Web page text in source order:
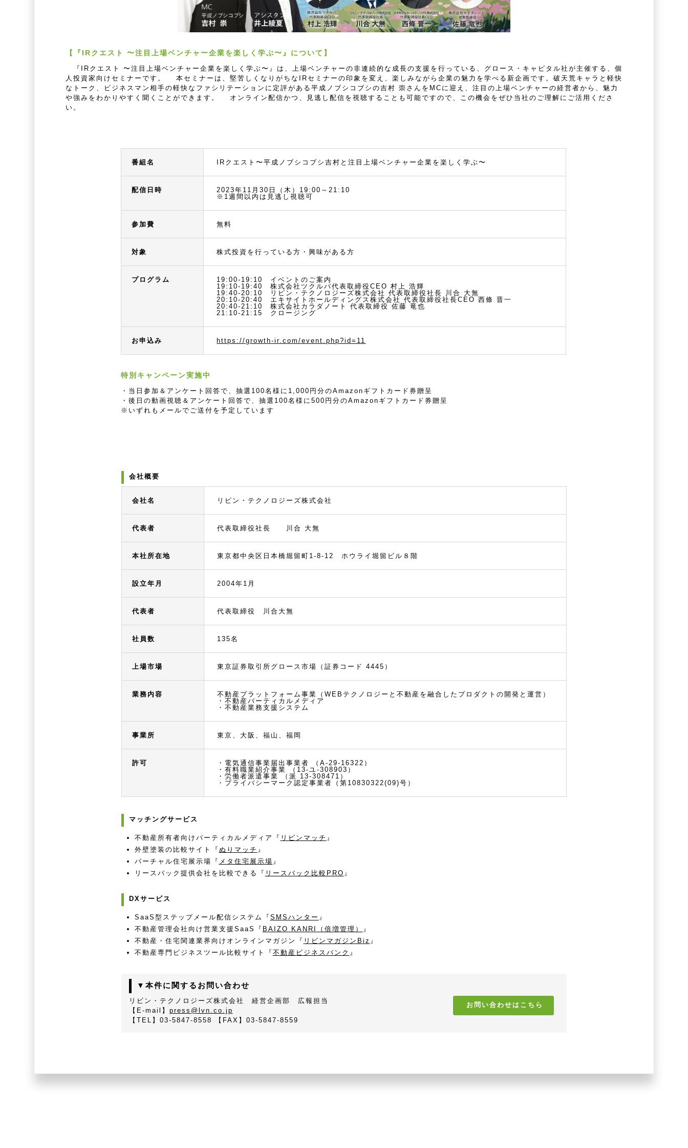
【『IRクエスト 〜注目上場ベンチャー企業を楽しく学ぶ〜』について】
『IRクエスト 〜注目上場ベンチャー企業を楽しく学ぶ〜』は、上場ベンチャーの非連続的な成長の支援を行っている、グロース・キャピタル社が主催する、個
人投資家向けセミナーです。 本セミナーは、堅苦しくなりがちなIRセミナーの印象を変え、楽しみながら企業の魅力を学べる新企画です。破天荒キャラと軽快
なトーク、ビジネスマン相手の軽快なファシリテーションに定評がある平成ノブシコブシの吉村 崇さんをMCに迎え、注目の上場ベンチャーの経営者から、魅力
や強みをわかりやすく聞くことができます。 オンライン配信かつ、見逃し配信を視聴することも可能ですので、この機会をぜひ当社のご理解にご活用くださ
い。
番組名 IRクエスト〜平成ノブシコブシ吉村と注目上場ベンチャー企業を楽しく学ぶ〜
配信日時
2023年11月30日（木）19:00～21:10
※1週間以内は見逃し視聴可
参加費 無料
対象 株式投資を行っている方・興味がある方
プログラム
19:00-19:10 イベントのご案内
19:10-19:40 株式会社ツクルバ代表取締役CEO 村上 浩輝
19:40-20:10 リビン・テクノロジーズ株式会社 代表取締役社長 川合 大無
20:10-20:40 エキサイトホールディングス株式会社 代表取締役社長CEO 西條 晋一
20:40-21:10 株式会社カラダノート 代表取締役 佐藤 竜也
21:10-21:15 クロージング
お申込み https://growth-ir.com/event.php?id=11
特別キャンペーン実施中
・当日参加＆アンケート回答で、抽選100名様に1,000円分のAmazonギフトカード券贈呈
・後日の動画視聴＆アンケート回答で、抽選100名様に500円分のAmazonギフトカード券贈呈
※いずれもメールでご送付を予定しています
会社概要
会社名 リビン・テクノロジーズ株式会社
代表者 代表取締役社長 川合 大無
本社所在地 東京都中央区日本橋堀留町1-8-12 ホウライ堀留ビル８階
設立年月 2004年1月
代表者 代表取締役 川合大無
社員数 135名
上場市場 東京証券取引所グロース市場（証券コード 4445）
業務内容
不動産プラットフォーム事業（WEBテクノロジーと不動産を融合したプロダクトの開発と運営）
・不動産バーティカルメディア
・不動産業務支援システム
事業所 東京、大阪、福山、福岡
許可 ・電気通信事業届出事業者
（A-29-16322）
・有料職業紹介事業
（13-ユ-308903）
・労働者派遣事業
（派 13-308471）
・プライバシーマーク認定事業者（第10830322(09)号）
マッチングサービス
不動産所有者向けバーティカルメディア『 リビンマッチ 』
外壁塗装の比較サイト『 ぬりマッチ 』
バーチャル住宅展示場『 メタ住宅展示場 』
リースバック提供会社を比較できる『 リースバック比較PRO 』
DXサービス
SaaS型ステップメール配信システム『 SMSハンター 』
不動産管理会社向け営業支援SaaS『 BAIZO KANRI（倍増管理） 』
不動産・住宅関連業界向けオンラインマガジン『 リビンマガジンBiz 』
不動産専門ビジネスツール比較サイト『 不動産ビジネスバンク 』
▼本件に関するお問い合わせ
お問い合わせはこちら
リビン・テクノロジーズ株式会社 経営企画部 広報担当
【E-mail】 press@lvn.co.jp
【TEL】03-5847-8558 【FAX】03-5847-8559